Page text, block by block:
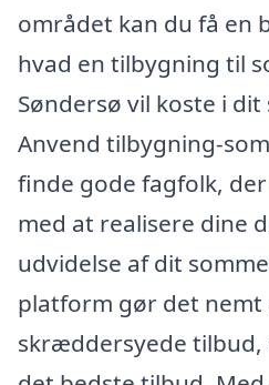
området kan du få en
hvad en tilbygning til
Søndersø vil koste i
Anvend tilbygning-
finde gode fagfolk,
med at realisere dine
udvidelse af dit
platform gør det nemt
skræddersyede tilbud,